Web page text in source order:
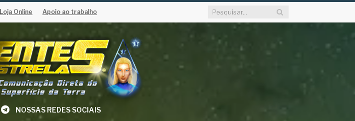
Loja Online Apoio ao trabalho
NOSSAS REDES SOCIAIS